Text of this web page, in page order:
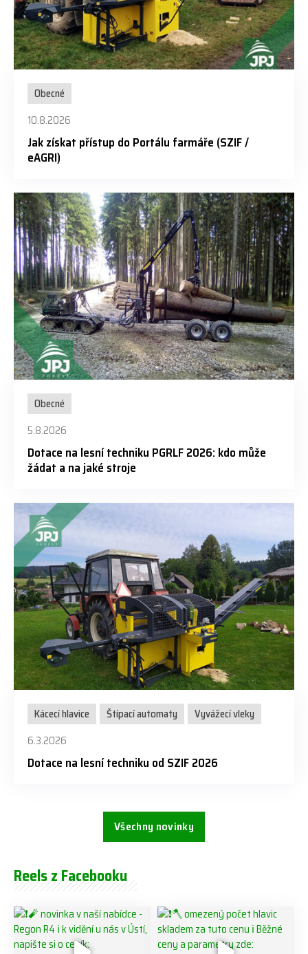
Obecné
10.8.2026
Jak získat přístup do Portálu farmáře (SZIF /
eAGRI)
Obecné
5.8.2026
Dotace na lesní techniku PGRLF 2026: kdo může
žádat a na jaké stroje
Kácecí hlavice Štípací automaty
Vyvážecí vleky
6.3.2026
Dotace na lesní techniku od SZIF 2026
Všechny novinky
Reels z Facebooku